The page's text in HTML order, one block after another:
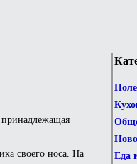
Еда
принадлежащая
своего носа. На